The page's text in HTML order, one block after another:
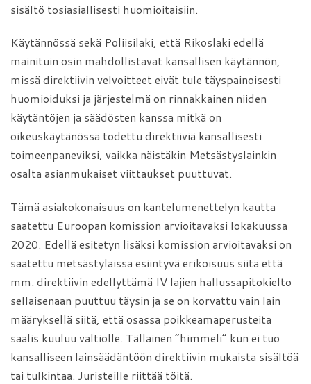
sisältö tosiasiallisesti huomioitaisiin.
Käytännössä sekä Poliisilaki, että Rikoslaki edellä
mainituin osin mahdollistavat kansallisen käytännön,
missä direktiivin velvoitteet eivät tule täyspainoisesti
huomioiduksi ja järjestelmä on rinnakkainen niiden
käytäntöjen ja säädösten kanssa mitkä on
oikeuskäytänössä todettu direktiiviä kansallisesti
toimeenpaneviksi, vaikka näistäkin Metsästyslainkin
osalta asianmukaiset viittaukset puuttuvat.
Tämä asiakokonaisuus on kantelumenettelyn kautta
saatettu Euroopan komission arvioitavaksi lokakuussa
2020. Edellä esitetyn lisäksi komission arvioitavaksi on
saatettu metsästylaissa esiintyvä erikoisuus siitä että
mm. direktiivin edellyttämä IV lajien hallussapitokielto
sellaisenaan puuttuu täysin ja se on korvattu vain lain
määryksellä siitä, että osassa poikkeamaperusteita
saalis kuuluu valtiolle. Tällainen ”himmeli” kun ei tuo
kansalliseen lainsäädäntöön direktiivin mukaista sisältöä
tai tulkintaa. Juristeille riittää töitä.